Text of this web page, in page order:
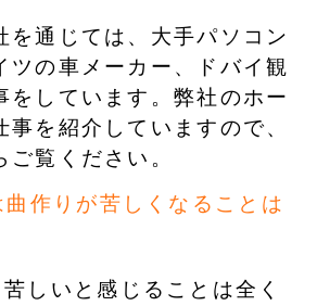
を通じては、大手パソコン
ツの車メーカー、ドバイ観
をしています。弊社のホー
事を紹介していますので、
ご覧ください。
作りが苦しくなることは
しいと感じることは全く